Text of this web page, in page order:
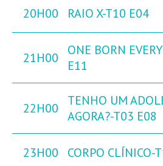
20H00 RAIO X-T10 E04
21H00
ONE BORN
E11
22H00
TENHO UM
AGORA?-T03 E08
23H00 CORPO CLÍNICO-